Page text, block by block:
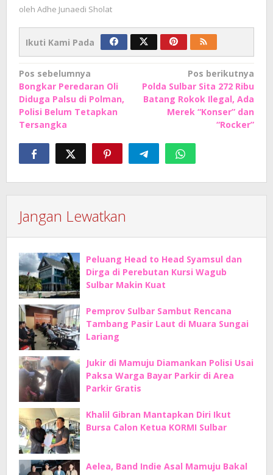
oleh Adhe Junaedi Sholat
Ikuti Kami Pada
Navigasi
pos
Pos sebelumnya
Bongkar Peredaran Oli
Diduga Palsu di Polman,
Polisi Belum Tetapkan
Tersangka
Pos berikutnya
Polda Sulbar Sita 272 Ribu
Batang Rokok Ilegal, Ada
Merek “Konser” dan
“Rocker”
Jangan Lewatkan
Peluang Head to Head Syamsul dan
Dirga di Perebutan Kursi Wagub
Sulbar Makin Kuat
Pemprov Sulbar Sambut Rencana
Tambang Pasir Laut di Muara Sungai
Lariang
Jukir di Mamuju Diamankan Polisi Usai
Paksa Warga Bayar Parkir di Area
Parkir Gratis
Khalil Gibran Mantapkan Diri Ikut
Bursa Calon Ketua KORMI Sulbar
Aelea, Band Indie Asal Mamuju Bakal